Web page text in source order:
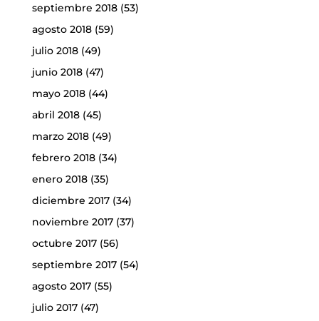
septiembre 2018(53)
agosto 2018(59)
julio 2018(49)
junio 2018(47)
mayo 2018(44)
abril 2018(45)
marzo 2018(49)
febrero 2018(34)
enero 2018(35)
diciembre 2017(34)
noviembre 2017(37)
octubre 2017(56)
septiembre 2017(54)
agosto 2017(55)
julio 2017(47)